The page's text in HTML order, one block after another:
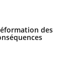
des